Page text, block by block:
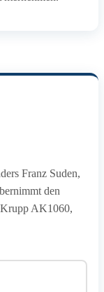
Franz Suden,
den
AK1060,